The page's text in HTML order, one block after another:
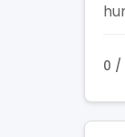
Kom
0 /